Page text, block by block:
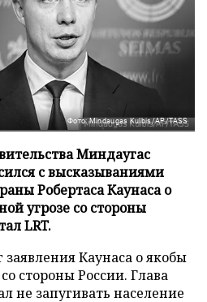
Фото: Mindaugas Kulbis/AP/TASS
Миндаугас
с высказываниями
Робертаса Каунаса о
угрозе со стороны
LRT.
Каунаса о якобы
стороны России. Глава
не запугивать население